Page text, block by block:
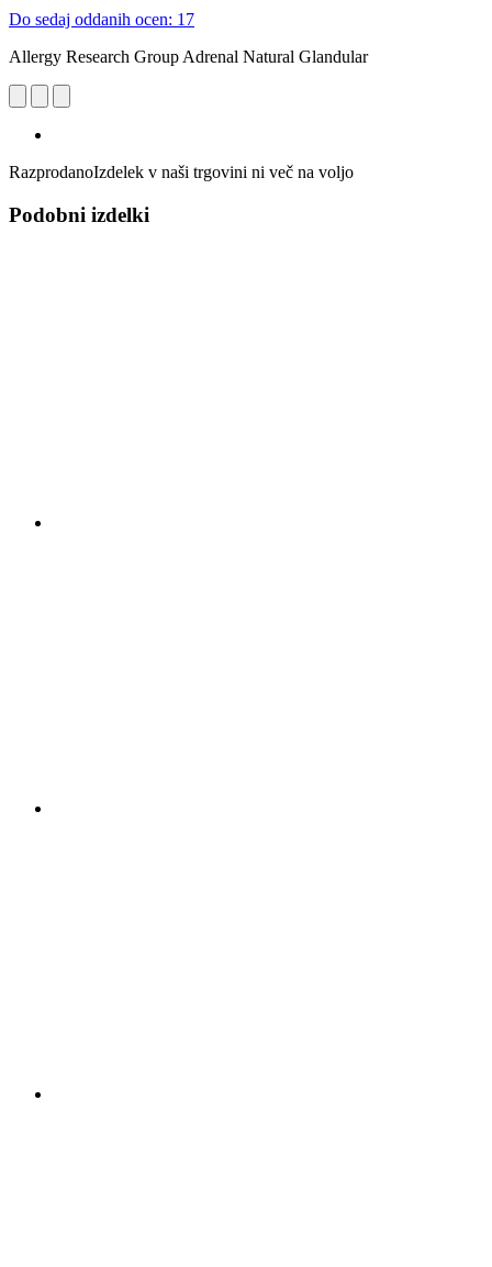
Do sedaj oddanih ocen: 17
Allergy Research Group Adrenal Natural Glandular
RazprodanoIzdelek v naši trgovini ni več na voljo
Podobni izdelki